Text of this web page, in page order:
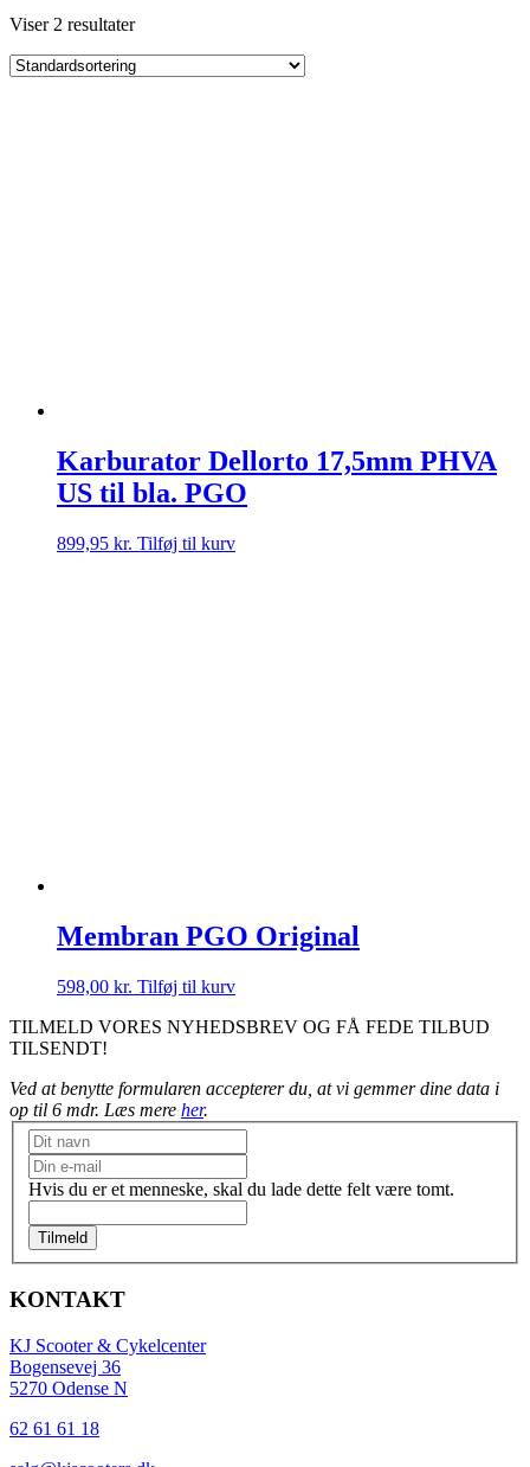
Viser 2 resultater
Karburator Dellorto 17,5mm PHVA
US til bla. PGO
899,95 kr. Tilføj til kurv
Membran PGO Original
598,00 kr. Tilføj til kurv
TILMELD VORES NYHEDSBREV OG FÅ FEDE TILBUD
TILSENDT!
Ved at benytte formularen accepterer du, at vi gemmer dine data i
op til 6 mdr. Læs mere her.
Nyhedsbrev
Hvis du er et menneske, skal du lade dette felt være tomt.
Tilmeld
KONTAKT
KJ Scooter & Cykelcenter
Bogensevej 36
5270 Odense N
62 61 61 18